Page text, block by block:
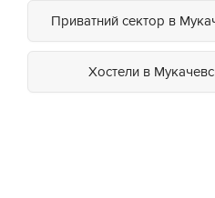
Приватний сектор в
Хостели в